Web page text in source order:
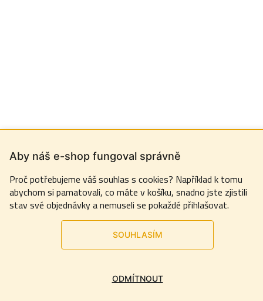
Aby náš e-shop fungoval správně
Proč potřebujeme váš souhlas s cookies? Například k tomu
abychom si pamatovali, co máte v košíku, snadno jste zjistili
stav své objednávky a nemuseli se pokaždé přihlašovat.
SOUHLASÍM
ODMÍTNOUT